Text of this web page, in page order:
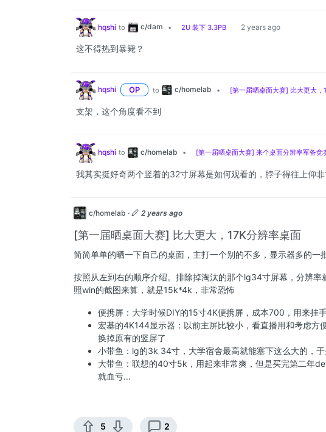
hqshi to c/dam • 2U 装下 3.3PB 2 years ago
这不得热到暴毙？
hqshi OP to c/homelab • [第一届晒桌面大赛] 比大更大，
支架，这个角度看不到
hqshi to c/homelab • [第一届晒桌面大赛] 来个桌面分辨率军备竞
我其实挺好奇两个竖着的32寸屏幕是如何观看的，脖子得往上仰
c/homelab · 2 years ago
[第一届晒桌面大赛] 比大更大，17K分辨率桌面
简简单单的晒一下自己的桌面，主打一个别的不多，显示器多的一
按照从左到右的顺序介绍。排除掉淘汰的那个lg34寸屏幕，分辨
照win的截图来算，就是15k*4k，非常恐怖
便携屏：大学时候DIY的15寸4K便携屏，成本700，用来挂
宏基的4K144显示器：以前主屏比较小，看直播用和考虑方
换掉原有的竖屏了
小带鱼：lg的3k 34寸，大学宿舍最高就能塞下这么大的，
大带鱼：联想的40寸5k，用起来非常爽，但是买完第二年
就血亏…
5 2